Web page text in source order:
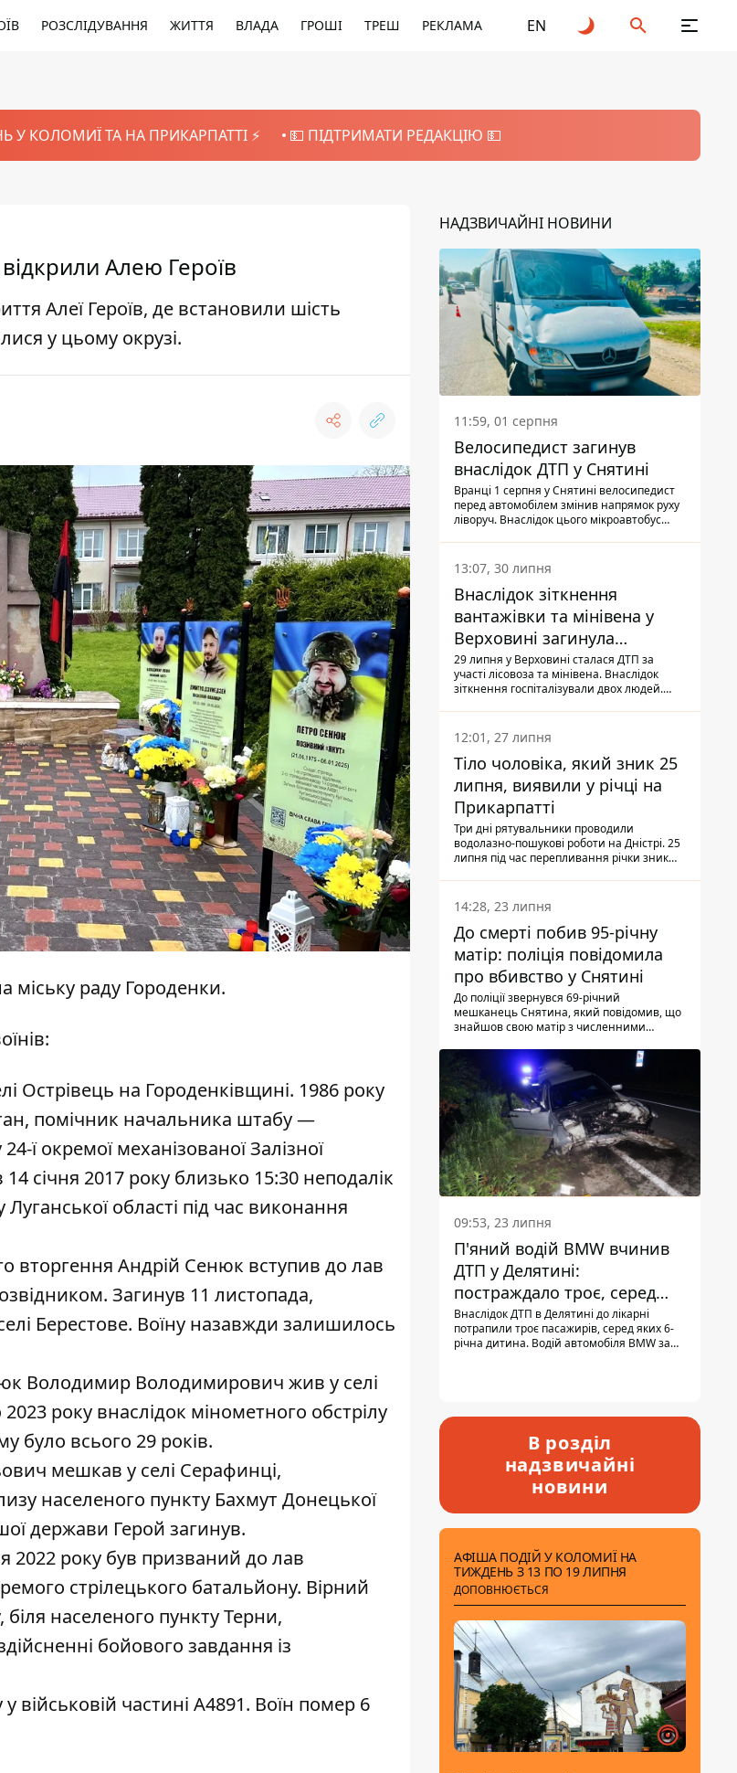
РОЗСЛІДУВАННЯ ЖИТТЯ ВЛАДА ГРОШІ ТРЕШ РЕКЛАМА EN
У КОЛОМИЇ ТА НА ПРИКАРПАТТІ ⚡️ 💵 ПІДТРИМАТИ РЕДАКЦІЮ 💵
Алею Героїв
Алеї Героїв, де встановили шість
у цьому окрузі.
міську раду Городенки.
Острівець на Городенківщині. 1986 року
помічник начальника штабу —
ї окремої механізованої Залізної
січня 2017 року близько 15:30 неподалік
області під час виконання
вторгення Андрій Сенюк вступив до лав
Загинув 11 листопада,
Берестове. Воїну назавжди залишилось
Володимир Володимирович жив у селі
року внаслідок мінометного обстрілу
було всього 29 років.
мешкав у селі Серафинці,
населеного пункту Бахмут Донецької
держави Герой загинув.
2022 року був призваний до лав
стрілецького батальйону. Вірний
біля населеного пункту Терни,
бойового завдання із
частині А4891. Воїн помер 6
НАДЗВИЧАЙНІ НОВИНИ
11:59, 01 серпня
Велосипедист загинув
внаслідок ДТП у Снятині
Вранці 1 серпня у Снятині велосипедист
перед автомобілем змінив напрямок руху
ліворуч. Внаслідок цього мікроавтобус
13:07, 30 липня
Внаслідок зіткнення
вантажівки та мінівена у
Верховині загинула
пасажирка, водійка - у
лікарні
29 липня у Верховині сталася ДТП за
участі лісовоза та мінівена. Внаслідок
зіткнення госпіталізували двох людей.
Також травми отримала водійка
автомобіля.
12:01, 27 липня
Тіло чоловіка, який зник 25
липня, виявили у річці на
Прикарпатті
Три дні рятувальники проводили
водолазно-пошукові роботи на Дністрі. 25
липня під час перепливання річки зник
виявили тіло.
14:28, 23 липня
До смерті побив 95-річну
матір: поліція повідомила
про вбивство у Снятині
До поліції звернувся 69-річний
мешканець Снятина, який повідомив, що
знайшов свою матір з численними
з'ясували правоохоронці, ці травми жінці
наніс її син.
09:53, 23 липня
П'яний водій BMW вчинив
ДТП у Делятині:
постраждало троє, серед
них - дитина
Внаслідок ДТП в Делятині до лікарні
потрапили троє пасажирів, серед яких 6-
річна дитина. Водій автомобіля BMW за
В розділ
надзвичайні
новини
АФІША ПОДІЙ У КОЛОМИЇ НА
ТИЖДЕНЬ З 13 ПО 19 ЛИПНЯ
ДОПОВНЮЄТЬСЯ